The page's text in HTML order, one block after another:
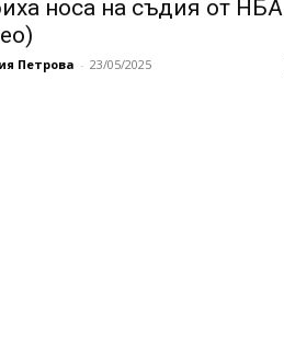
носа на съдия от НБА
Петрова - 23/05/2025